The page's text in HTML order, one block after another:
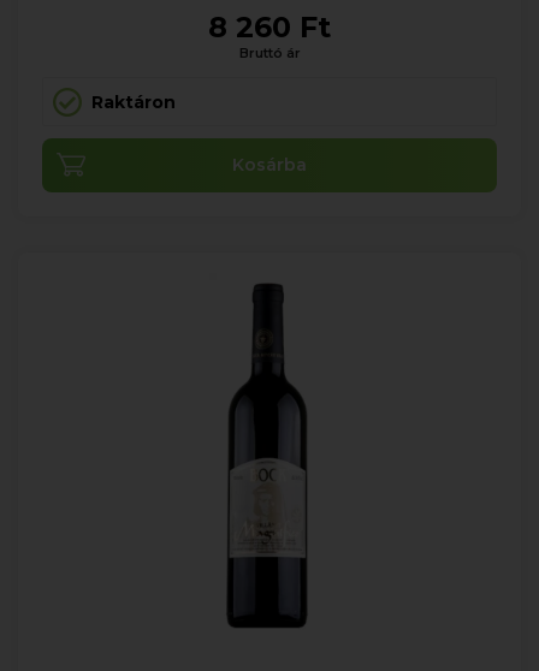
8 260 Ft
Bruttó ár
Raktáron
Kosárba